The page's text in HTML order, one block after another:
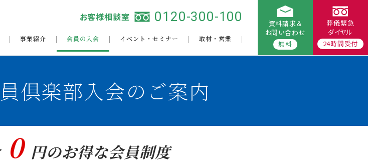
お客様相談室 0120-300-100
事業紹介 会員の入会 イベント・セミナー 取材・営業
資料請求＆
お問い合わせ
無料
葬儀緊急
ダイヤル
24時間受付
倶楽部入会のご案内
0 円のお得な会員制度